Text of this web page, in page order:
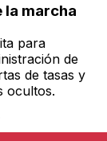
la marcha
para
de
de tasas y
ocultos.